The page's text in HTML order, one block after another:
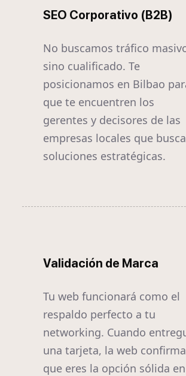
SEO Corporativo (B2B)
No buscamos tráfico
sino cualificado. Te
posicionamos en Bilbao
que te encuentren los
gerentes y decisores de las
empresas locales que
soluciones estratégicas.
Validación de Marca
Tu web funcionará como el
respaldo perfecto a tu
networking. Cuando
una tarjeta, la web
que eres la opción sólida en